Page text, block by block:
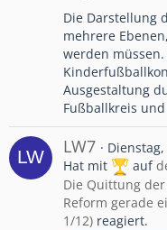
Die Darstellung
mehrere
werden
Ausgestaltung
Fußballkreis
LW7
Dienstag,
Hat mit
auf
Die Quittung der
Reform gerade
1/12) reagiert.